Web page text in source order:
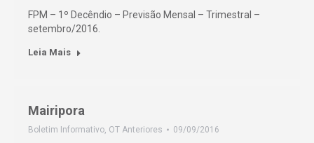
FPM – 1º Decêndio – Previsão Mensal – Trimestral –
setembro/2016.
Leia Mais
Mairipora
Boletim Informativo, OT Anteriores 09/09/2016